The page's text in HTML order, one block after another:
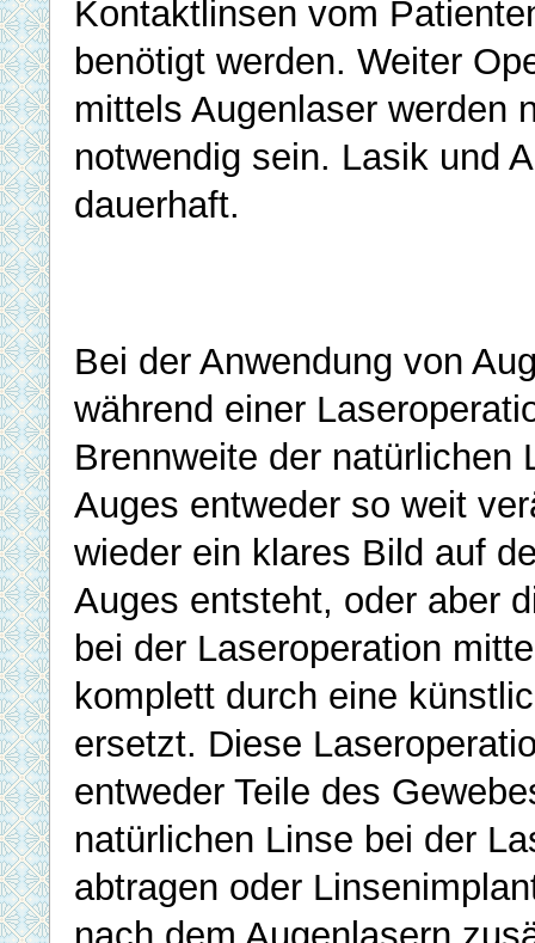
Kontaktlinsen vom
benötigt werden. Weiter
mittels Augenlaser werden
notwendig sein. Lasik und
dauerhaft.
Bei der Anwendung von
während einer
Brennweite der natürlichen
Auges entweder so weit
wieder ein klares Bild auf
Auges entsteht, oder aber
bei der Laseroperation
komplett durch eine
ersetzt. Diese
entweder Teile des
natürlichen Linse bei der
abtragen oder